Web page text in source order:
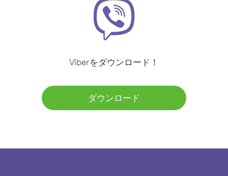
Viberをダウンロード！
ダウンロード